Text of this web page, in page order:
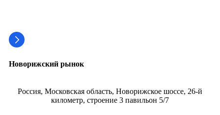
Новорижский рынок
Россия, Московская область, Новорижское шоссе, 26-й
километр, строение 3 павильон 5/7